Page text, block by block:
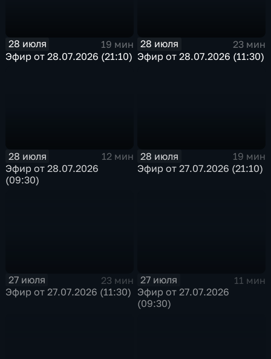
28 июля
19 мин
Эфир от 28.07.2026 (21:10)
28 июля
23 мин
Эфир от 28.07.2026 (11:30)
28 июля
12 мин
Эфир от 28.07.2026
(09:30)
28 июля
19 мин
Эфир от 27.07.2026 (21:10)
27 июля
23 мин
Эфир от 27.07.2026 (11:30)
27 июля
11 мин
Эфир от 27.07.2026
(09:30)